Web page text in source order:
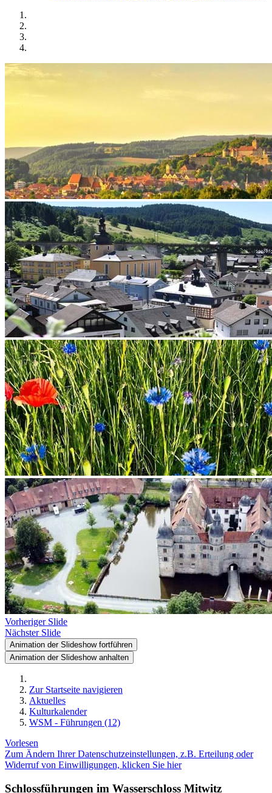
Vorheriger Slide
Nächster Slide
Animation der Slideshow fortführen
Animation der Slideshow anhalten
Zur Startseite navigieren
Aktuelles
Kulturkalender
WSM - Führungen (12)
Vorlesen
Zum Ändern Ihrer Datenschutzeinstellungen, z.B. Erteilung oder
Widerruf von Einwilligungen, klicken Sie hier
Schlossführungen im Wasserschloss Mitwitz